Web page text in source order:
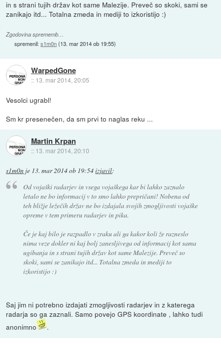
in s strani tujih držav kot same Malezije. Preveč so skoki, sami se
zanikajo itd... Totalna zmeda in mediji to izkoristijo :)
Zgodovina sprememb…
spremenil:s1m0n(13. mar 2014 ob 19:55)
WarpedGone
:: 13. mar 2014, 20:05
Vesolci ugrabl!
Sm kr presenečen, da sm prvi to naglas reku ...
Martin Krpan
:: 13. mar 2014, 20:10
s1m0n je 13. mar 2014 ob 19:54izjavil:
Od vojaški radarjev in vsega vojaškega kar bi lahko zaznalo
letalo ne bo informacij v to smo lahko prepričani! Nobena od
teh bližje ležečih držav ne bo izdajala svojih zmogljivosti vojaške
opreme v tem primeru radarjev in pika.
Če je kaj bilo je razpadlo v zraku ali ga kakor koli že razneslo
nima veze dokler ni kaj bolj zanesljivega od informacij kot sama
ugibanja in s strani tujih držav kot same Malezije. Preveč so
skoki, sami se zanikajo itd... Totalna zmeda in mediji to
izkoristijo :)
Saj jim ni potrebno izdajati zmogljivosti radarjev in z katerega
radarja so ga zaznali. Samo povejo GPS koordinate , lahko tudi
anonimno
.